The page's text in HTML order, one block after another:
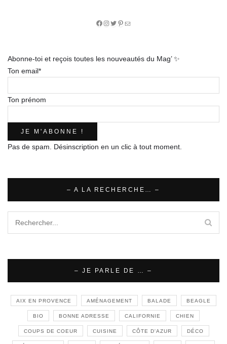
Facebook
Instagram
Twitter
Pinterest
E-
Abonne-toi et reçois toutes les nouveautés du Mag’ ✨
Ton email*
Ton prénom
Pas de spam. Désinscription en un clic à tout moment.
– A LA RECHERCHE… –
– JE PARLE DE … –
AIX EN PROVENCE AMÉNAGEMENT BALADE BEAGLE
BIO BONNE ADRESSE CALIFORNIE CHIEN
COUPS DE COEUR CUISINE CÔTE D'AZUR DÉCO